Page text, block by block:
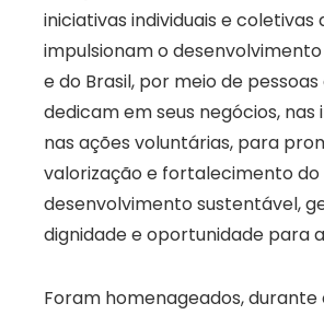
iniciativas individuais e coletivas
impulsionam o
e do Brasil, por meio de pessoas
dedicam em seus negócios, nas
nas ações voluntárias, para
valorização e fortalecimento do
desenvolvimento sustentável,
dignidade e oportunidade para
Foram homenageados, durante